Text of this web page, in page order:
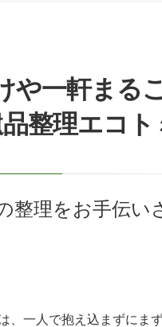
や一軒まる
整理エコト
理をお手伝い
、一人で抱え込まずにま